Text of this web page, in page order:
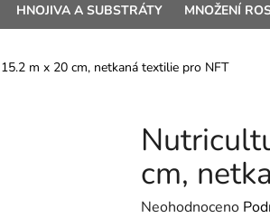
HNOJIVA A SUBSTRÁTY MNOŽENÍ
m x 20 cm, netkaná textilie pro NFT
cm,
Průměrné
Neohodnoceno